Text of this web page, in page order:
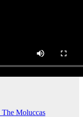
The Moluccas